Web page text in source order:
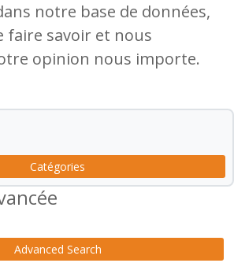
notre base de données,
faire savoir et nous
opinion nous importe.
Catégories
Advanced Search